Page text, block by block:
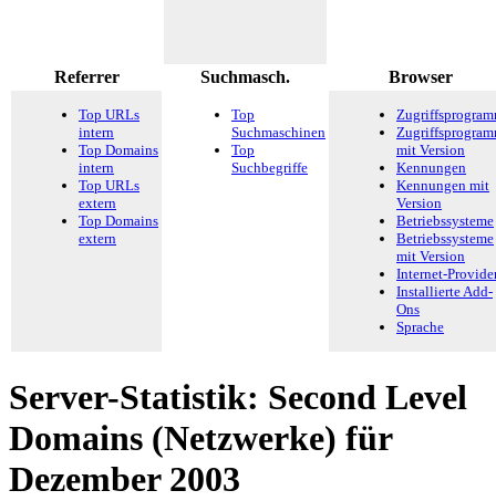
Referrer Suchmasch. Browser
Top URLs
intern
Top Domains
intern
Top URLs
extern
Top Domains
extern
Top
Suchmaschinen
Top
Suchbegriffe
mit Version
Kennungen
Kennungen mit
Version
Betriebssysteme
Betriebssysteme
mit Version
Internet-
Installierte Add-
Ons
Sprache
Server-Statistik: Second Level
Domains (Netzwerke) für
Dezember 2003